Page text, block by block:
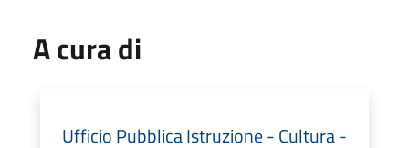
A cura di
Ufficio Pubblica Istruzione - Cultura -